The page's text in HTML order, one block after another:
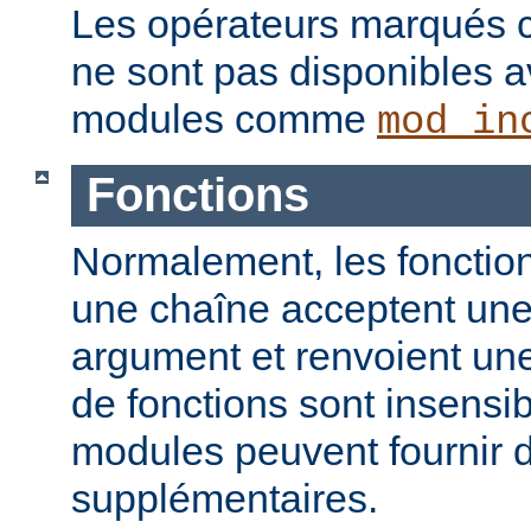
Les opérateurs marqués
ne sont pas disponibles
modules comme
Fonctions
Normalement, les
une chaîne acceptent
argument et renvoient
de fonctions sont
modules peuvent fournir
supplémentaires.